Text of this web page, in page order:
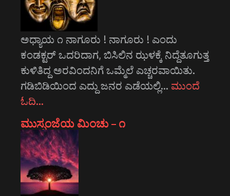
ಅಧ್ಯಾಯ ೧ ನಾಗೂರು ! ನಾಗೂರು ! ಎಂದು
ಕಂಡಕ್ಟರ್ ಒದರಿದಾಗ, ಬಿಸಿಲಿನ ಝಳಕ್ಕೆ ನಿದ್ದೆತೂಗುತ್ತ
ಕುಳಿತಿದ್ದ ಅರವಿಂದನಿಗೆ ಒಮ್ಮೆಲೆ ಎಚ್ಚರವಾಯಿತು.
ಗಡಿಬಿಡಿಯಿಂದ ಎದ್ದು ಜನರ ಎಡೆಯಲ್ಲಿ… ಮುಂದೆ
ಓದಿ…
ಮುಸ್ಸಂಜೆಯ ಮಿಂಚು – ೧